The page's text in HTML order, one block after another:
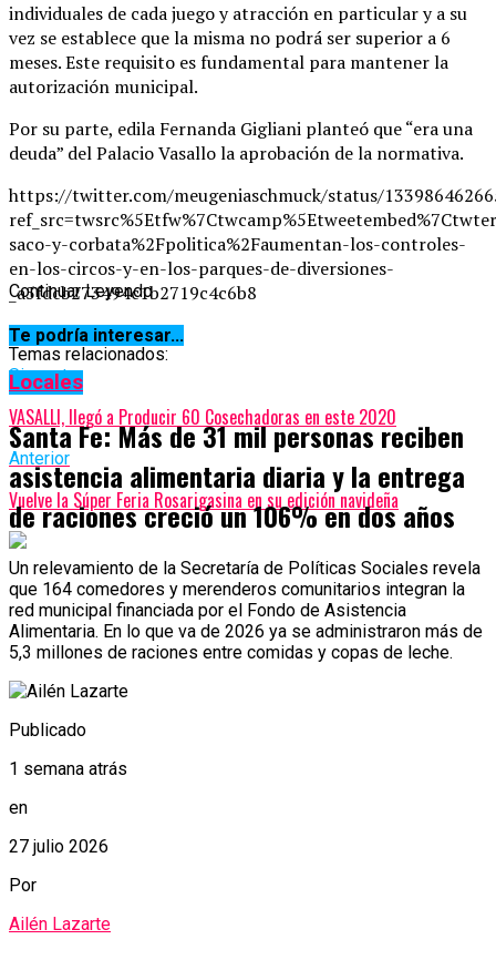
individuales de cada juego y atracción en particular y a su
vez se establece que la misma no podrá ser superior a 6
meses. Este requisito es fundamental para mantener la
autorización municipal.
Por su parte, edila Fernanda Gigliani planteó que “era una
deuda” del Palacio Vasallo la aprobación de la normativa.
https://twitter.com/meugeniaschmuck/status/
saco-y-corbata%2Fpolitica%2Faumentan-los-controles-
en-los-circos-y-en-los-parques-de-diversiones-
_a5fdcb273494c1b2719c4c6b8
Temas relacionados:
Siguente
VASALLI, llegó a Producir 60 Cosechadoras en este 2020
Anterior
Vuelve la Súper Feria Rosarigasina en su edición navideña
Continuar Leyendo
Te podría interesar...
Locales
Santa Fe: Más de 31 mil personas reciben
asistencia alimentaria diaria y la entrega
de raciones creció un 106% en dos años
Un relevamiento de la Secretaría de Políticas Sociales revela
que 164 comedores y merenderos comunitarios integran la
red municipal financiada por el Fondo de Asistencia
Alimentaria. En lo que va de 2026 ya se administraron más de
5,3 millones de raciones entre comidas y copas de leche.
Publicado
1 semana atrás
en
27 julio 2026
Por
Ailén Lazarte